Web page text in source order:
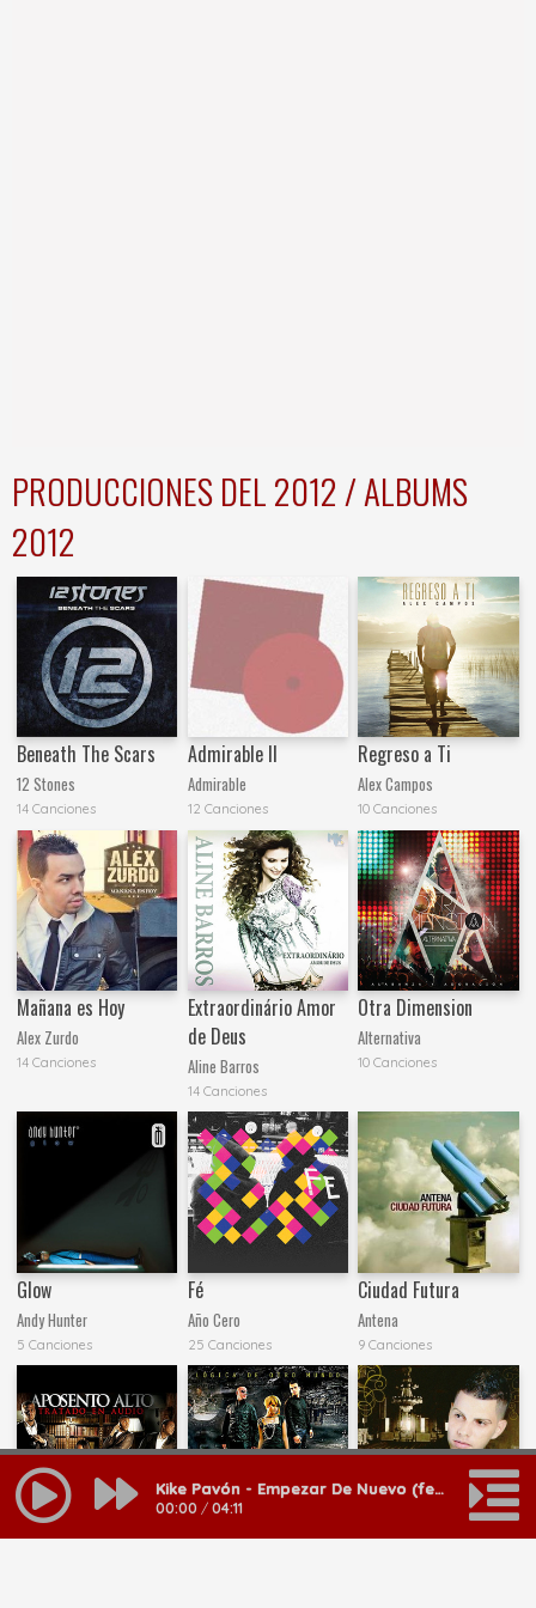
PRODUCCIONES DEL 2012 / ALBUMS
2012
Beneath The Scars
12 Stones
14 Canciones
Admirable II
Admirable
12 Canciones
Regreso a Ti
Alex Campos
10 Canciones
Mañana es Hoy
Alex Zurdo
14 Canciones
Extraordinário Amor
de Deus
Aline Barros
14 Canciones
Otra Dimension
Alternativa
10 Canciones
Glow
Andy Hunter
5 Canciones
Fé
Año Cero
25 Canciones
Ciudad Futura
Antena
9 Canciones
Tratado En Audio
Logica De Otro
De Otra Forma
Kike Pavón - Empezar De Nuevo (feat. Funky)
00:00 / 04:11